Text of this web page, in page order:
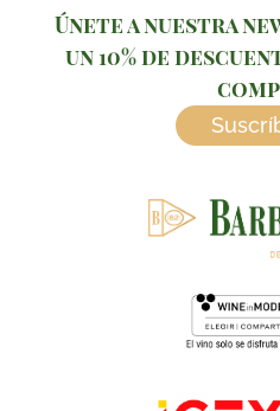
Únete a nuestra
un 10% de